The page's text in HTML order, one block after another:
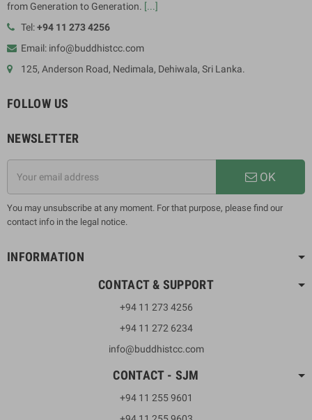
from Generation to Generation. [...]
Tel:+94 11 273 4256
Email: info@buddhistcc.com
125, Anderson Road, Nedimala, Dehiwala, Sri Lanka.
FOLLOW US
NEWSLETTER
OK
You may unsubscribe at any moment. For that purpose, please find our
contact info in the legal notice.
INFORMATION
CONTACT & SUPPORT
+94 11 273 4256
+94 11 272 6234
info@buddhistcc.com
CONTACT - SJM
+94 11 255 9601